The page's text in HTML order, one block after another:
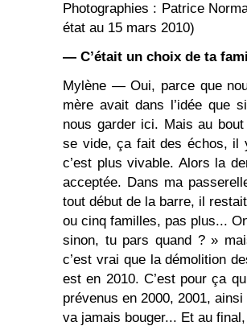
Photographies : Patrice
état au 15 mars 2010)
— C’était un choix de ta
Mylène — Oui, parce que
mère avait dans l’idée que
nous garder ici. Mais au
se vide, ça fait des échos, il
c’est plus vivable. Alors la
acceptée. Dans ma
tout début de la barre, il
ou cinq familles, pas plus...
sinon, tu pars quand ? »
c’est vrai que la démolition
est en 2010. C’est pour ça
prévenus en 2000, 2001,
va jamais bouger... Et au